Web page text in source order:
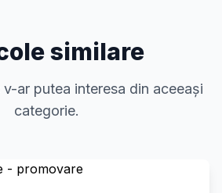
similare
ar putea interesa din aceeași
categorie.